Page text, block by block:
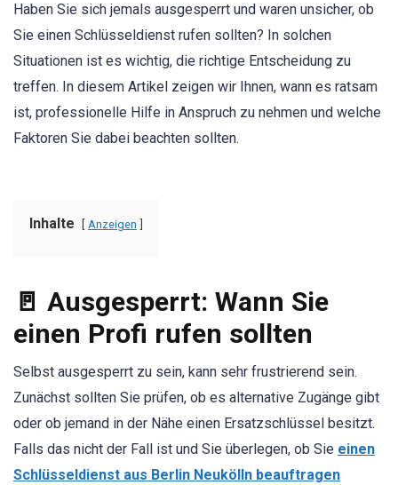
Haben Sie sich jemals ausgesperrt und waren unsicher, ob
Sie einen Schlüsseldienst rufen sollten? In solchen
Situationen ist es wichtig, die richtige Entscheidung zu
treffen. In diesem Artikel zeigen wir Ihnen, wann es ratsam
ist, professionelle Hilfe in Anspruch zu nehmen und welche
Faktoren Sie dabei beachten sollten.
Inhalte Anzeigen
🚪 Ausgesperrt: Wann Sie
einen Profi rufen sollten
Selbst ausgesperrt zu sein, kann sehr frustrierend sein.
Zunächst sollten Sie prüfen, ob es alternative Zugänge gibt
oder ob jemand in der Nähe einen Ersatzschlüssel besitzt.
Falls das nicht der Fall ist und Sie überlegen, ob Sie einen
Schlüsseldienst aus Berlin Neukölln beauftragen